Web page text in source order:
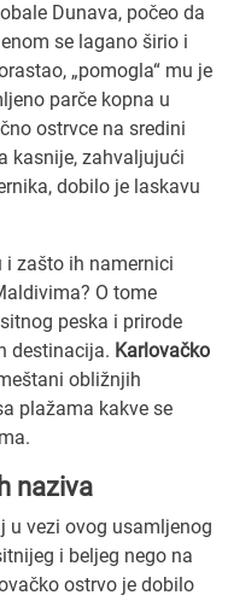
Dunava, počeo da
se lagano širio i
„pomogla“ mu je
parče kopna u
ostrvce na sredini
kasnije, zahvaljujući
dobilo je laskavu
i zašto ih namernici
O tome
peska i prirode
destinacija. Karlovačko
obližnjih
plažama kakve se
naziva
u vezi ovog usamljenog
i beljeg nego na
ostrvo je dobilo